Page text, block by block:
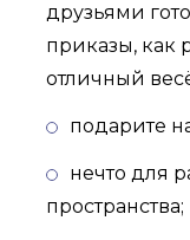
друзьями
приказы, как
отличный
подарите
нечто для
пространства;